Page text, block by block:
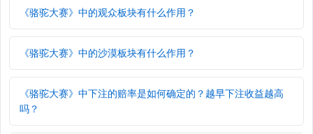
《骆驼大赛》中的观众板块有什么作用？
《骆驼大赛》中的沙漠板块有什么作用？
《骆驼大赛》中下注的赔率是如何确定的？越早下注收益越高
吗？